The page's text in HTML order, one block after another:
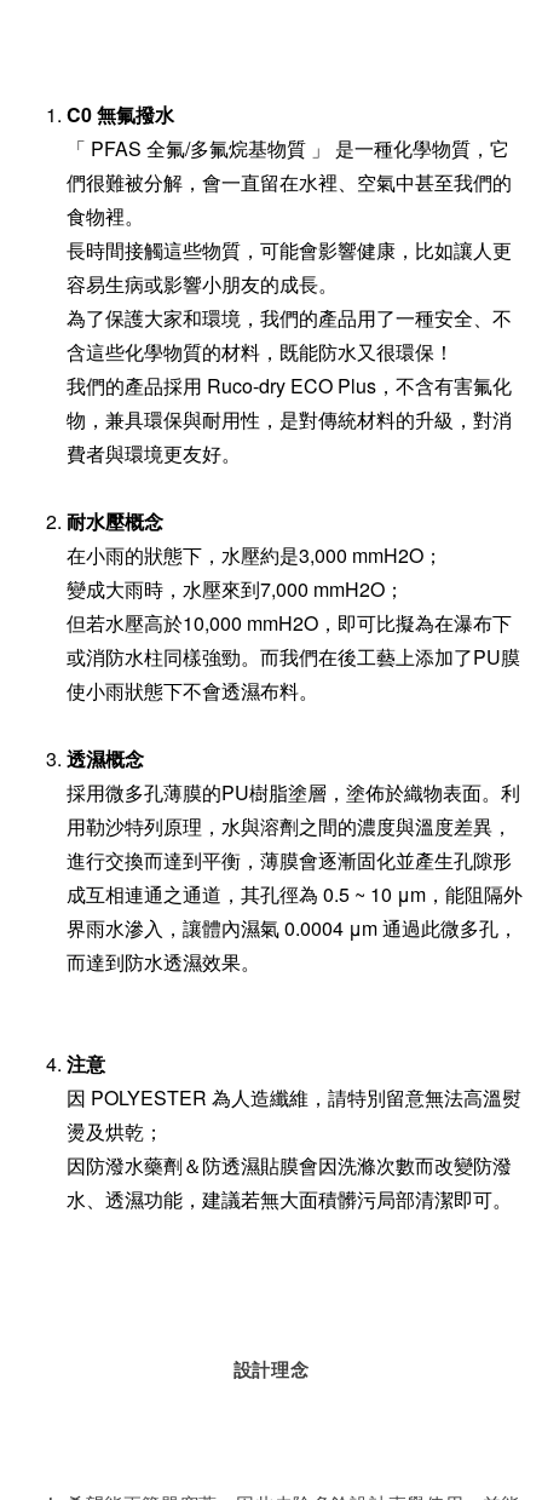
C0 無氟撥水
「 PFAS 全氟/多氟烷基物質 」 是一種化學物質，它
們很難被分解，會一直留在水裡、空氣中甚至我們的
食物裡。
長時間接觸這些物質，可能會影響健康，比如讓人更
容易生病或影響小朋友的成長。
為了保護大家和環境，我們的產品用了一種安全、不
含這些化學物質的材料，既能防水又很環保！
我們的產品採用 Ruco-dry ECO Plus，不含有害氟化
物，兼具環保與耐用性，是對傳統材料的升級，對消
費者與環境更友好。
耐水壓概念
在小雨的狀態下，水壓約是3,000 mmH2O；
變成大雨時，水壓來到7,000 mmH2O；
但若水壓高於10,000 mmH2O，即可比擬為在瀑布下
或消防水柱同樣強勁。而我們在後工藝上添加了PU膜
使小雨狀態下不會透濕布料。
透濕概念
採用微多孔薄膜的PU樹脂塗層， 塗佈於織物表面。 利
用勒沙特列原理， 水與溶劑之間的濃度與溫度差異，
進行交換而達到平衡， 薄膜會逐漸固化並產生孔隙形
成互相連通之通道，其孔徑為 0.5 ~ 10 μm，能阻隔外
界雨水滲入， 讓體內濕氣 0.0004 μm 通過此微多孔，
而達到防水透濕效果。
注意
因 POLYESTER 為人造纖維，請特別留意無法高溫熨
燙及烘乾；
因防潑水藥劑＆防透濕貼膜會因洗滌次數而改變防潑
水、透濕功能，建議若無大面積髒污局部清潔即可。
設計理念